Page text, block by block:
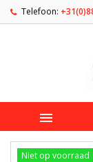
Telefoon:

Niet op voorraad